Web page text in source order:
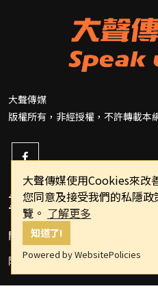
大聲傳媒使用Cookies來改
您同意及接受我們的私隱
覽。 了解更多
知道了!
Powered by WebsitePolicies
大聲傳媒
版權所有，非經授權，不許轉載本
重要連結
關於我們
隱私權政策